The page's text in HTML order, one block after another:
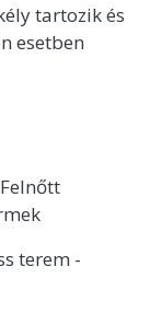
tartozik és
esetben
terem -